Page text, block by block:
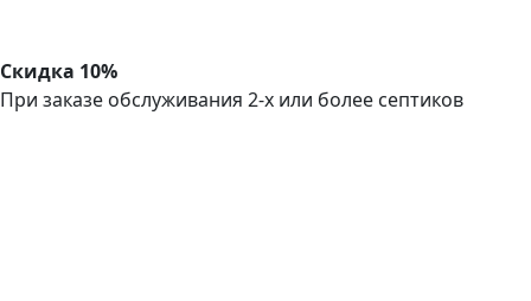
Скидка 10%
При заказе обслуживания 2-х или более септиков